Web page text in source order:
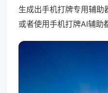
生成出手机打牌专用辅助
或者使用手机打牌AI辅助